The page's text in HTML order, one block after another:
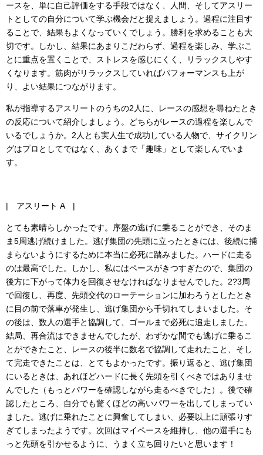
ースを、単に自己評価をする手段ではなく、人間、そしてアスリー
トとしての自分について学ぶ機会だと捉えましょう。過程に注目す
ることで、結果もよくなっていくでしょう。勝利を求めることも大
切です。しかし、結果にあまりこだわらず、過程を楽しみ、学ぶこ
とに重点を置くことで、ストレスを感じにくく、リラックスしやす
くなります。筋肉がリラックスしていればパフォーマンスも上が
り、よい結果につながります。
私が指導するアスリートのうちの2人に、レースの感想を尋ねたとき
の反応について紹介しましょう。どちらがレースの過程を楽しんで
いるでしょうか。2人とも実人生で成功している人物で、サイクリン
グはプロとしてではなく、あくまで「趣味」として楽しんでいま
す。
| アスリート A |
とても素晴らしかったです。序盤の逃げに乗ることができ、そのま
ま5周逃げ続けました。逃げ集団の先頭に立ったときには、後続に捕
まらないようにするために本当に必死に踏みました。ハードに走る
のは最高でした。しかし、私にはペースがきつすぎたので、集団の
後方に下がって体力を回復させなければなりませんでした。2?3周
で回復し、再度、先頭交代のローテーションに加わろうとしたとき
に目の前で落車が発生し、逃げ集団から千切れてしまいました。そ
の後は、数人の選手と協調して、ゴールまで必死に追走しました。
結局、再合流はできませんでしたが、わずかな間でも逃げに乗るこ
とができたこと、レースの後半に数名で協調して走れたこと、そし
て完走できたことは、とてもよかったです。振り返ると、逃げ集団
にいるときは、あれほどハードに長く先頭を引くべきではありませ
んでした（もっとパワーを確認しながら走るべきでした）。後で確
認したところ、自分でも驚くほどの高いパワーを出してしまってい
ました。逃げに乗れたことに興奮してしまい、必要以上に頑張りす
ぎてしまったようです。次回はマイペースを維持し、他の選手にも
っと先頭を引かせるように、うまく立ち回りたいと思います！